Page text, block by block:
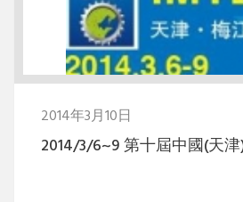
2014年3月10日
2014/3/6~9 第十屆中國(天